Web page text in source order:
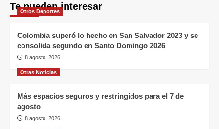
Te pueden interesar
Otros Deportes
Colombia superó lo hecho en San Salvador 2023 y se
consolida segundo en Santo Domingo 2026
8 agosto, 2026
Otras Noticias
Más espacios seguros y restringidos para el 7 de
agosto
8 agosto, 2026